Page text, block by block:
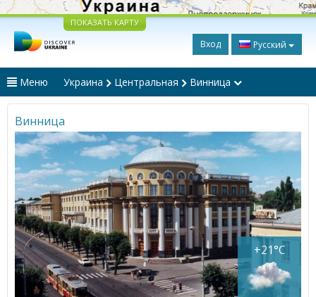
ПОКАЗАТЬ КАРТУ
Вход Русский
Меню Украина Центральная Винница
Винница
+21°C